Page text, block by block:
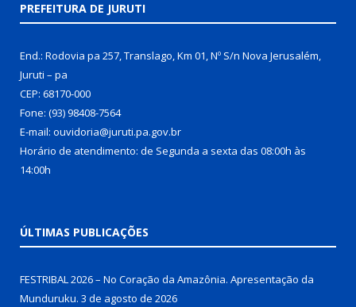
PREFEITURA DE JURUTI
End.: Rodovia pa 257, Translago, Km 01, Nº S/n Nova Jerusalém,
Juruti – pa
CEP: 68170-000
Fone: (93) 98408-7564
E-mail: ouvidoria@juruti.pa.gov.br
Horário de atendimento: de Segunda a sexta das 08:00h às
14:00h
ÚLTIMAS PUBLICAÇÕES
FESTRIBAL 2026 – No Coração da Amazônia. Apresentação da
Munduruku. 3 de agosto de 2026